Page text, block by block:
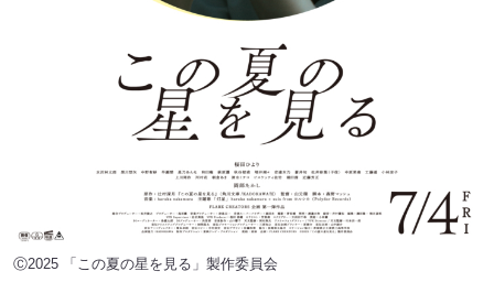
Ⓒ2025 「この夏の星を見る」製作委員会